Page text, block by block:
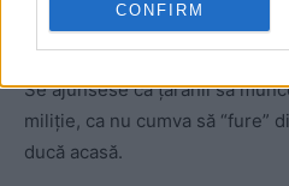
CONFIRM
Se ajunsese ca țăranii să
miliție, ca nu cumva să “fure”
ducă acasă.